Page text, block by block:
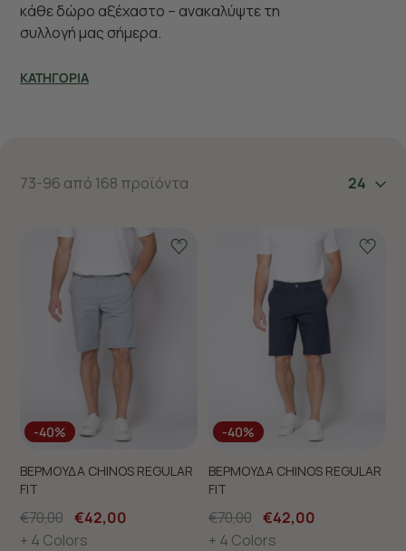
κάθε δώρο αξέχαστο – ανακαλύψτε τη
συλλογή μας σήμερα.
ΚΑΤΗΓΟΡΙΑ
73-96 από 168 προϊόντα 24
-40%
ΒΕΡΜΟΥΔΑ CHINOS REGULAR
FIT
€70,00 €42,00
+ 4 Colors
-40%
ΒΕΡΜΟΥΔΑ CHINOS REGULAR
FIT
€70,00 €42,00
+ 4 Colors